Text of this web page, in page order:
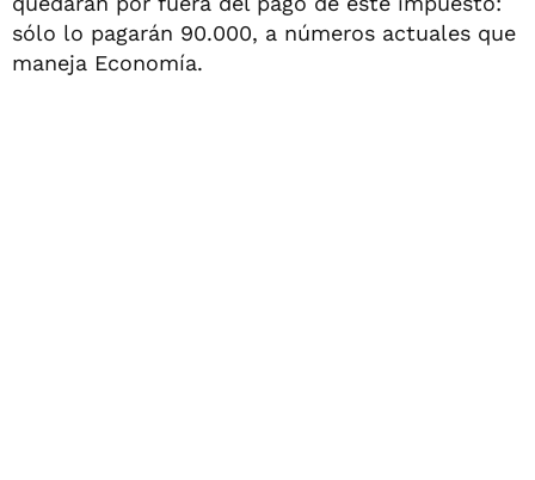
sólo lo pagarán 90.000, a números actuales que
maneja Economía.